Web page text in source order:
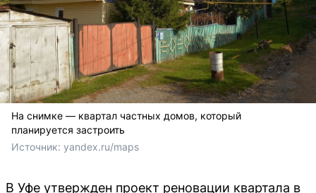
На снимке — квартал частных домов, который
планируется застроить
Источник: yandex.ru/maps
В Уфе утвержден проект реновации квартала в